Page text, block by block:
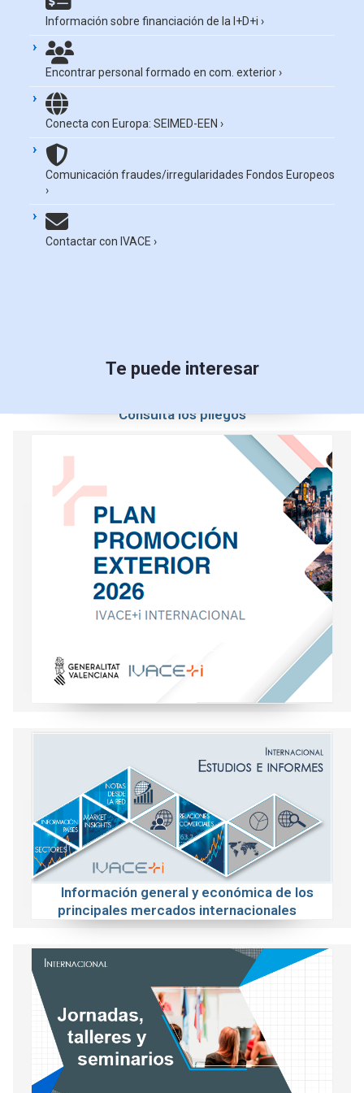
Información sobre financiación de la I+D+i ›
Encontrar personal formado en com. exterior›
Conecta con Europa: SEIMED-EEN ›
Comunicación fraudes/irregularidades Fondos Europeos
›
Contactar con IVACE ›
Te puede interesar
Consulta los pliegos
Información general y económica de los
principales mercados internacionales
Actividades sobre temáticas relacionadas
con la internacionalización